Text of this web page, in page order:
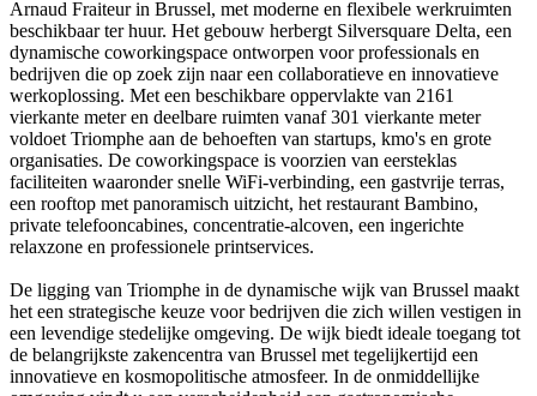
Arnaud Fraiteur in Brussel, met moderne en flexibele werkruimten
beschikbaar ter huur. Het gebouw herbergt Silversquare Delta, een
dynamische coworkingspace ontworpen voor professionals en
bedrijven die op zoek zijn naar een collaboratieve en innovatieve
werkoplossing. Met een beschikbare oppervlakte van 2161
vierkante meter en deelbare ruimten vanaf 301 vierkante meter
voldoet Triomphe aan de behoeften van startups, kmo's en grote
organisaties. De coworkingspace is voorzien van eersteklas
faciliteiten waaronder snelle WiFi-verbinding, een gastvrije terras,
een rooftop met panoramisch uitzicht, het restaurant Bambino,
private telefooncabines, concentratie-alcoven, een ingerichte
relaxzone en professionele printservices.
De ligging van Triomphe in de dynamische wijk van Brussel maakt
het een strategische keuze voor bedrijven die zich willen vestigen in
een levendige stedelijke omgeving. De wijk biedt ideale toegang tot
de belangrijkste zakencentra van Brussel met tegelijkertijd een
innovatieve en kosmopolitische atmosfeer. In de onmiddellijke